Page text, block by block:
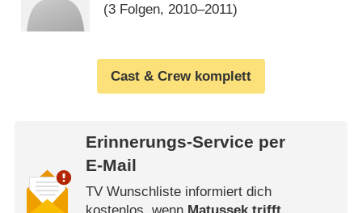
(3 Folgen, 2010⁠–⁠2011)
Cast & Crew komplett
Erinnerungs-Service per
E-Mail
TV Wunschliste informiert dich